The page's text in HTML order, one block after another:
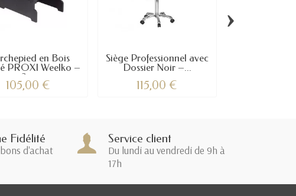
en Bois
PROXI Weelko –
2...
105,00 €
Siège Professionnel avec
Dossier Noir –...
115,00 €
›
Fidélité
d'achat
Service client
Du lundi au vendredi de 9h à
17h